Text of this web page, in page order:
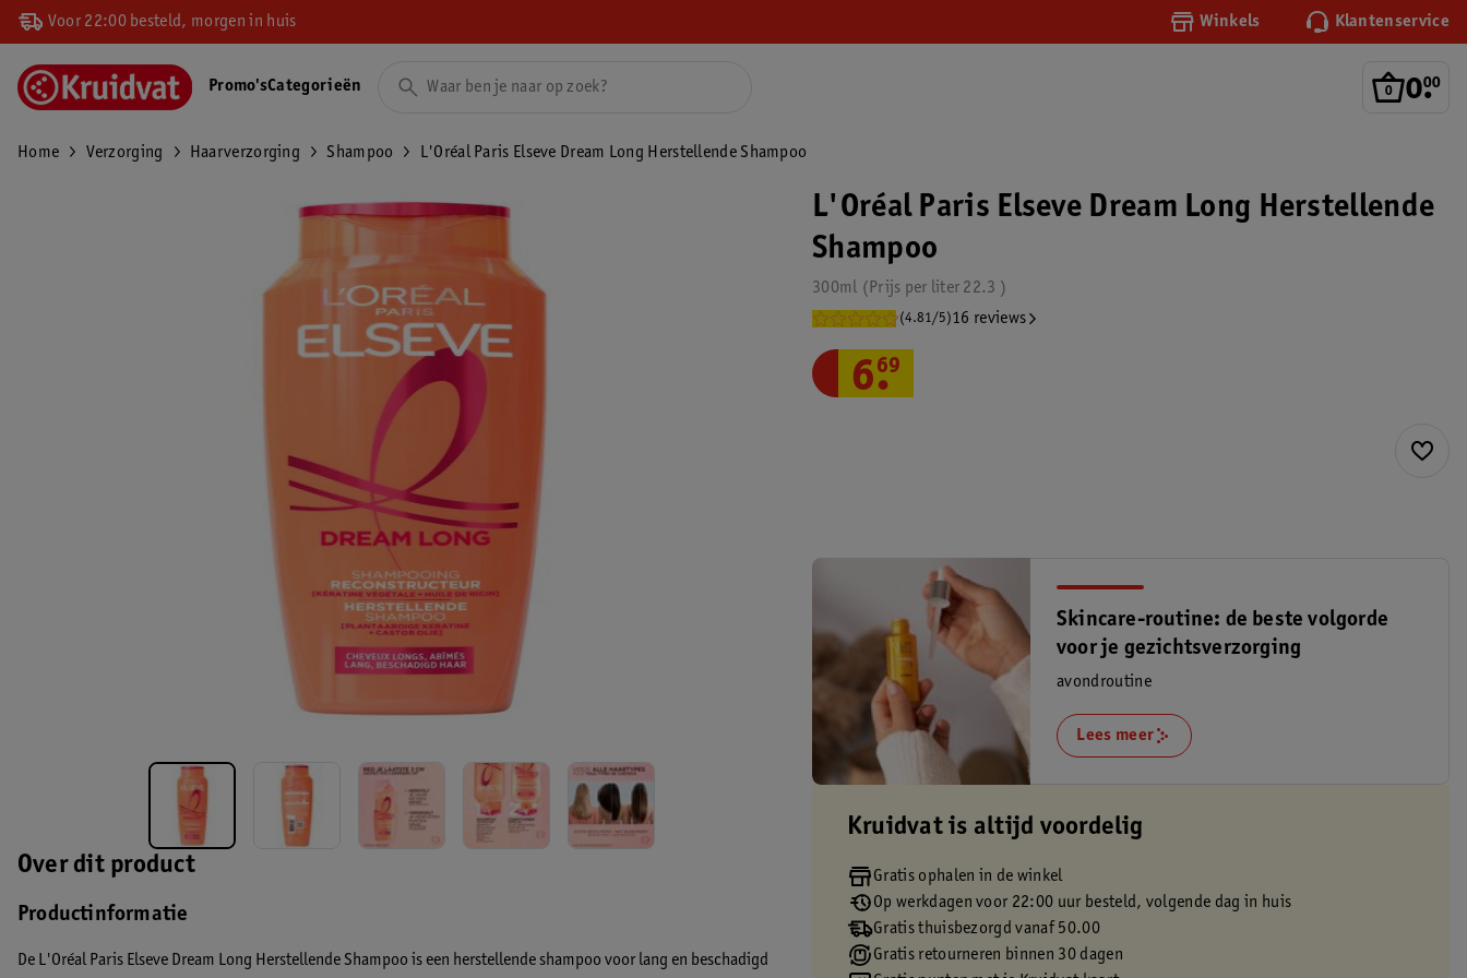
Voor 22:00 besteld, morgen in huis Winkels Klantenservice
0.
00
Promo'sCategorieën
Home Verzorging Haarverzorging Shampoo L'Oréal Paris Elseve Dream Long Herstellende Shampoo
Over dit product
Productinformatie
De L'Oréal Paris Elseve Dream Long Herstellende Shampoo is een herstellende shampoo voor lang en beschadigd
L'Oréal Paris Elseve Dream Long Herstellende
Shampoo
300ml 22.3
Prijs per liter
(4.81/5)16 reviews
6.
69
Skincare-routine: de beste volgorde
voor je gezichtsverzorging
avondroutine
Lees meer
Kruidvat is altijd voordelig
Gratis ophalen in de winkel
Op werkdagen voor 22:00 uur besteld, volgende dag in huis
Gratis thuisbezorgd vanaf 50.00
Gratis retourneren binnen 30 dagen